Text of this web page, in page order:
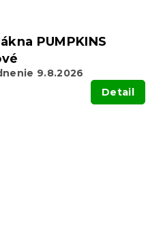
PUMPKINS
9.8.2026
Detail